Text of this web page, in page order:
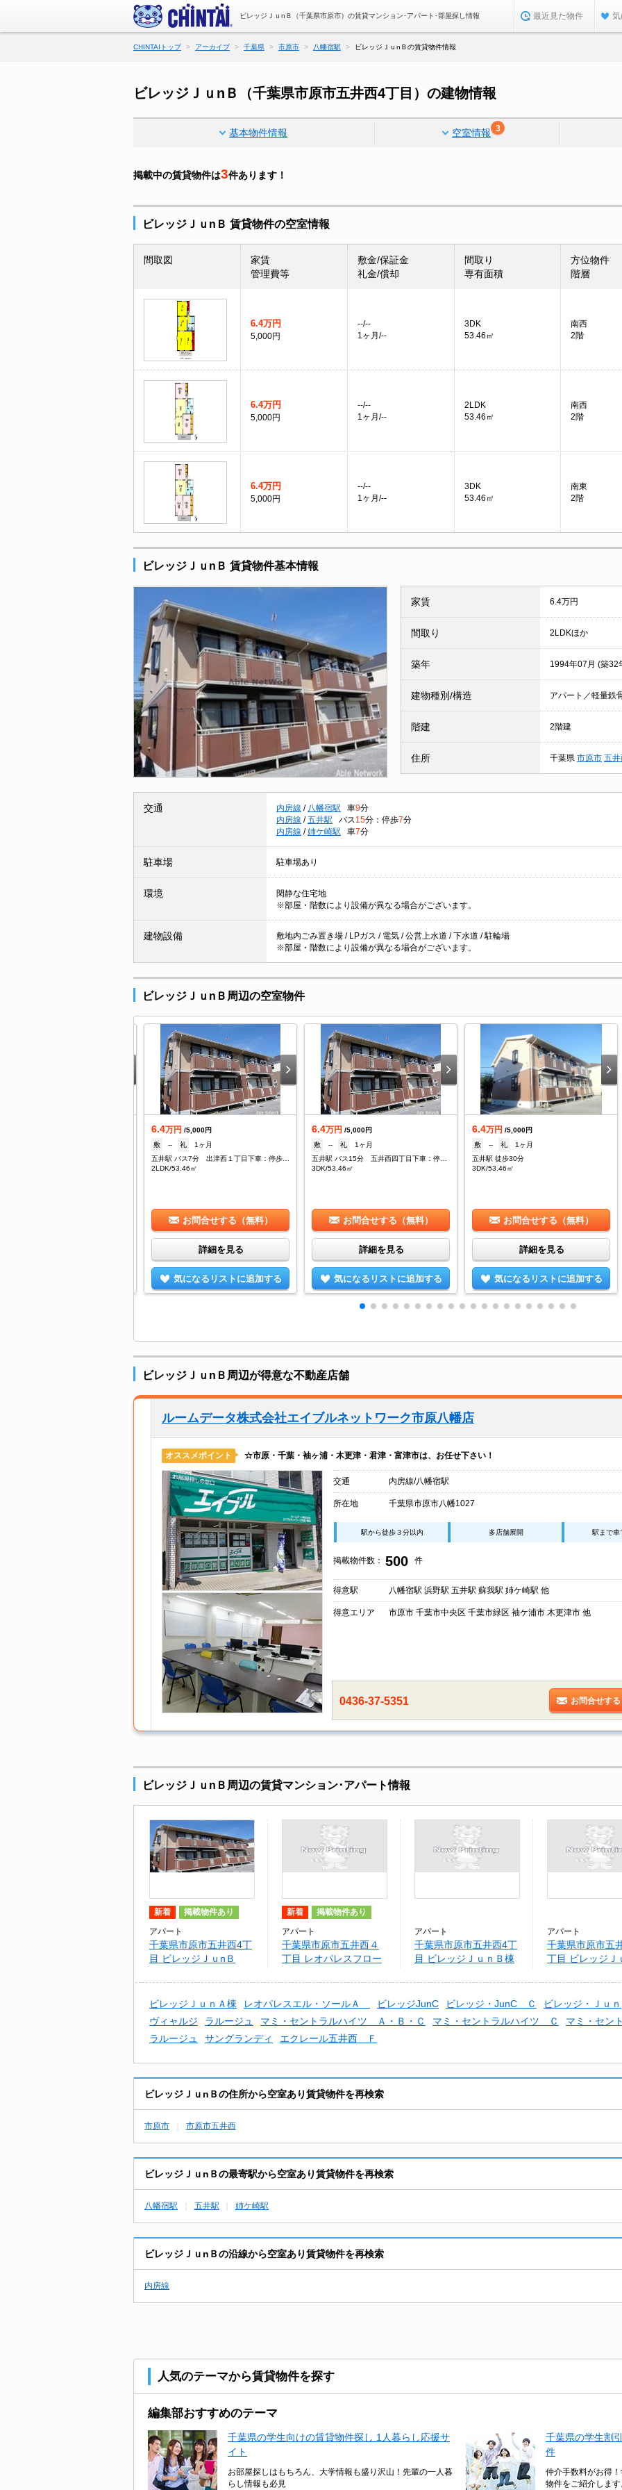
ビレッジＪｕnＢ（千葉県市原市）の賃貸マンション･アパート･部屋探し情報 最近見た物件 気
CHINTAIトップ アーカイブ 千葉県 市原市 八幡宿駅 ビレッジＪｕnＢの賃貸物件情報
ビレッジＪｕnＢ（千葉県市原市五井西4丁目）の建物情報
基本物件情報 空室情報 3
掲載中の賃貸物件は3件あります！
ビレッジＪｕnＢ 賃貸物件の空室情報
間取図
家賃
管理費等
敷金/保証金
礼金/償却
間取り
専有面積
方位物件
階層
6.4万円
5,000円
--/--
1ヶ月/--
3DK
53.46㎡
南西
2階
6.4万円
5,000円
--/--
1ヶ月/--
2LDK
53.46㎡
南西
2階
6.4万円
5,000円
--/--
1ヶ月/--
3DK
53.46㎡
南東
2階
ビレッジＪｕnＢ 賃貸物件基本情報
家賃 6.4万円
間取り 2LDKほか
築年 1994年07月 (築32
建物種別/構造 アパート／軽量鉄
階建 2階建
住所 千葉県 市原市 五井
交通 内房線 / 八幡宿駅 車9分
内房線 / 五井駅 バス 15分：停歩7分
内房線 / 姉ケ崎駅 車7分
駐車場 駐車場あり
環境
閑静な住宅地
※部屋・階数により設備が異なる場合がございます。
建物設備
敷地内ごみ置き場 / LPガス / 電気 / 公営上水道 / 下水道 / 駐輪場
※部屋・階数により設備が異なる場合がございます。
ビレッジＪｕnＢ周辺の空室物件
6.4万円 /5,000円
敷
-- 礼
1ヶ月
五井駅 バス7分 出津西１丁目下車：停歩4分
2LDK/53.46㎡
お問合せする（無料）
詳細を見る
気になるリストに追加する
6.4万円 /5,000円
敷
-- 礼
1ヶ月
五井駅 バス15分 五井西四丁目下車：停歩7分
3DK/53.46㎡
お問合せする（無料）
詳細を見る
気になるリストに追加する
6.4万円 /5,000円
敷
-- 礼
1ヶ月
五井駅 徒歩30分
3DK/53.46㎡
お問合せする（無料）
詳細を見る
気になるリストに追加する
ビレッジＪｕnＢ周辺が得意な不動産店舗
ルームデータ株式会社エイブルネットワーク市原八幡店
オススメポイント ☆市原・千葉・袖ヶ浦・木更津・君津・富津市は、お任せ下さい！
交通 内房線/八幡宿駅
所在地 千葉県市原市八幡1027
駅から徒歩３分以内 多店舗展開 駅まで車
掲載物件数： 500 件
得意駅 八幡宿駅 浜野駅 五井駅 蘇我駅 姉ケ崎駅 他
得意エリア 市原市 千葉市中央区 千葉市緑区 袖ケ浦市 木更津市 他
0436-37-5351 お問合せする
ビレッジＪｕnＢ周辺の賃貸マンション･アパート情報
新着 掲載物件あり
アパート
千葉県市原市五井西4丁
目 ビレッジＪｕnＢ
新着 掲載物件あり
アパート
千葉県市原市五井西４
丁目 レオパレスフロー
アパート
千葉県市原市五井西4丁
目 ビレッジＪｕｎＢ棟
アパート
千葉県市原市五
丁目 ビレッジＪ
ビレッジＪｕｎＡ棟 レオパレスエル・ソールＡ ビレッジJunC ビレッジ・JunC Ｃ ビレッジ・Ｊｕｎ
ヴィャルジ
ラルージュ マミ・セントラルハイツ Ａ・Ｂ・Ｃ マミ・セントラルハイツ Ｃ マミ・セン
ラルージュ
サングランディ エクレール五井西 Ｆ
ビレッジＪｕnＢの住所から空室あり賃貸物件を再検索
市原市 市原市五井西
ビレッジＪｕnＢの最寄駅から空室あり賃貸物件を再検索
八幡宿駅 五井駅 姉ケ崎駅
ビレッジＪｕnＢの沿線から空室あり賃貸物件を再検索
内房線
人気のテーマから賃貸物件を探す
編集部おすすめのテーマ
千葉県の学生向けの賃貸物件探し 1人暮らし応援サ
イト
お部屋探しはもちろん、大学情報も盛り沢山！先輩の一人暮
らし情報も必見
千葉県の学生割
件
仲介手数料がお得
物件をご紹介します